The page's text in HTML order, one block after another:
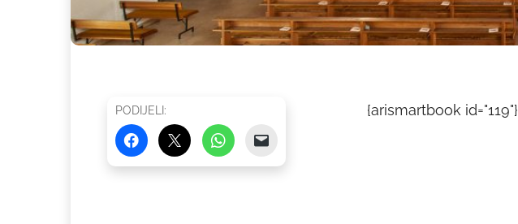
PODIJELI: {arismartbook id="119"}